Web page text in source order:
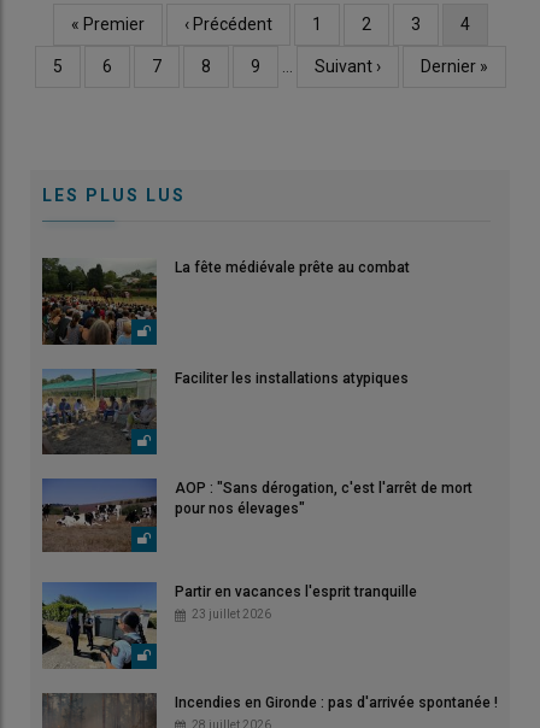
Première
« Premier
Page
‹ Précédent Page
1 Page
2 Page
3
Page
4
Page
5 Page
6 Page
7 Page
8 Page
9 …
Page
Suivant ›
Dernière
Dernier »
LES PLUS LUS
La fête médiévale prête au combat
Faciliter les installations atypiques
AOP : "Sans dérogation, c'est l'arrêt de mort
pour nos élevages"
Partir en vacances l'esprit tranquille
23 juillet 2026
Incendies en Gironde : pas d'arrivée spontanée !
28 juillet 2026